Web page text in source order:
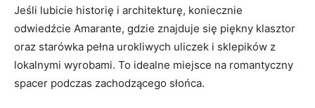
Jeśli lubicie historię i architekturę, koniecznie
odwiedźcie Amarante, gdzie znajduje się piękny klasztor
oraz starówka pełna urokliwych uliczek i sklepików z
lokalnymi wyrobami. To idealne miejsce na romantyczny
spacer podczas zachodzącego słońca.